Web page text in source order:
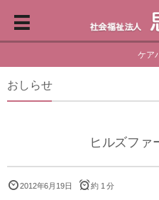
ケア
おしらせ
ヒルズフ
2012年6月19日 約 1 分